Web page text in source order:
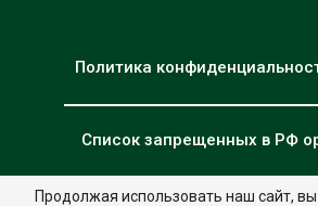
Политика
Список запрещенных в РФ
Продолжая использовать наш сайт, вы